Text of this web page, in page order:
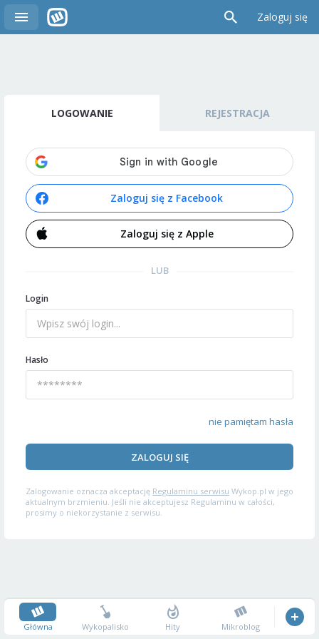
Zaloguj się
LOGOWANIE REJESTRACJA
Zaloguj się z Facebook
Zaloguj się z Apple
LUB
Login
Hasło
nie pamiętam hasła
ZALOGUJ SIĘ
Zalogowanie oznacza akceptację Regulaminu serwisu Wykop.pl w jego
aktualnym brzmieniu. Jeśli nie akceptujesz Regulaminu w całości,
prosimy o niekorzystanie z serwisu.
Główna Wykopalisko Hity Mikroblog